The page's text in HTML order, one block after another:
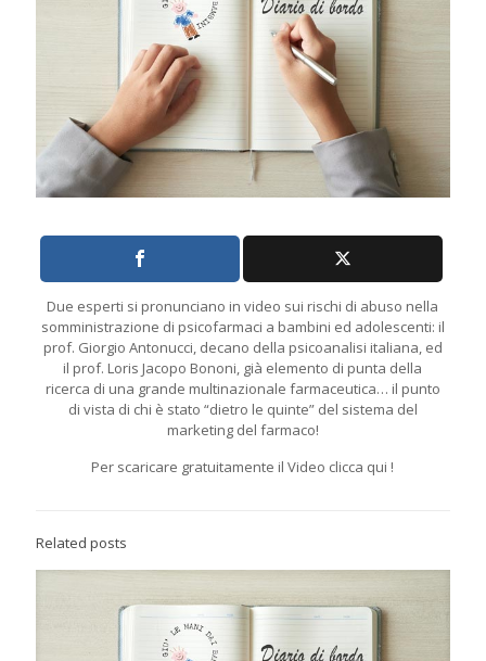
Due esperti si pronunciano in video sui rischi di abuso nella
somministrazione di psicofarmaci a bambini ed adolescenti: il
prof. Giorgio Antonucci, decano della psicoanalisi italiana, ed
il prof. Loris Jacopo Bononi, già elemento di punta della
ricerca di una grande multinazionale farmaceutica… il punto
di vista di chi è stato “dietro le quinte” del sistema del
marketing del farmaco!
Per scaricare gratuitamente il Video clicca qui !
Related posts